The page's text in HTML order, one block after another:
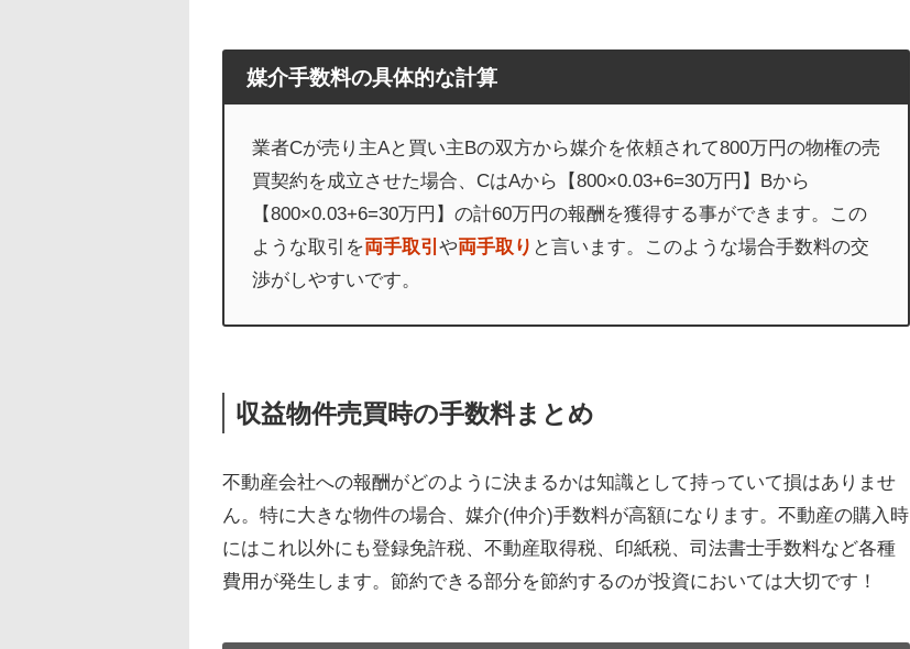
媒介手数料の具体的な計算
業者Cが売り主Aと買い主Bの双方から媒介を依頼されて800万円の物権の売
買契約を成立させた場合、CはAから【800×0.03+6=30万円】Bから
【800×0.03+6=30万円】の計60万円の報酬を獲得する事ができます。この
ような取引を両手取引 や両手取り と言います。このような場合手数料の交
渉がしやすいです。
収益物件売買時の手数料まとめ
不動産会社への報酬がどのように決まるかは知識として持っていて損はありませ
ん。特に大きな物件の場合、媒介(仲介)手数料が高額になります。不動産の購入時
にはこれ以外にも登録免許税、不動産取得税、印紙税、司法書士手数料など各種
費用が発生します。節約できる部分を節約するのが投資においては大切です！